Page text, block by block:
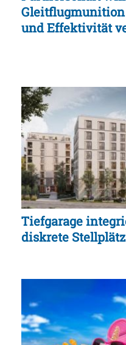
und Effektivität
Tiefgarage
diskrete